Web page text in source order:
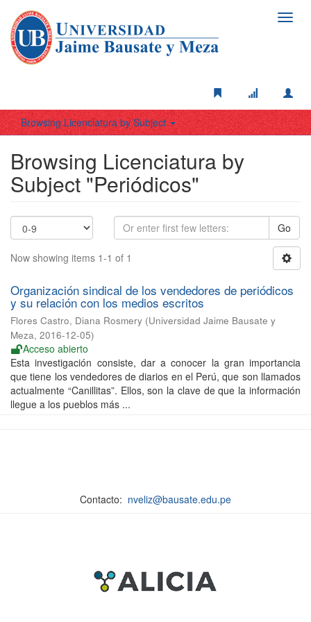
Browsing Licenciatura by Subject
Browsing Licenciatura by
Subject "Periódicos"
Go
Now showing items 1-1 of 1
Organización sindical de los vendedores de periódicos
y su relación con los medios escritos
Flores Castro, Diana Rosmery (Universidad Jaime Bausate y
Meza, 2016-12-05)
Acceso abierto
Esta investigación consiste, dar a conocer la gran importancia
que tiene los vendedores de diarios en el Perú, que son llamados
actualmente “Canillitas”. Ellos, son la clave de que la información
llegue a los pueblos más ...
Contacto: nveliz@bausate.edu.pe